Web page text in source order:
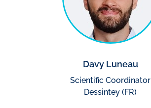
Davy Luneau
Scientific Coordinator
Dessintey (FR)